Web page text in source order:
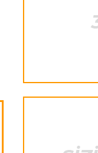
ödəyəcək